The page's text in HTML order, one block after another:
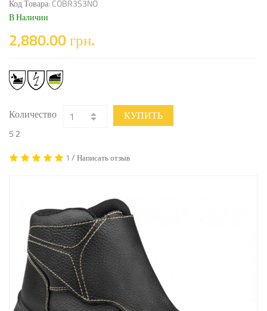
Код Товара: COBR3S3NO
В Наличии
2,880.00 грн.
Количество КУПИТЬ
5 2
1 / Написать отзыв